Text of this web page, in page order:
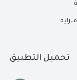
تحميل التطبيق